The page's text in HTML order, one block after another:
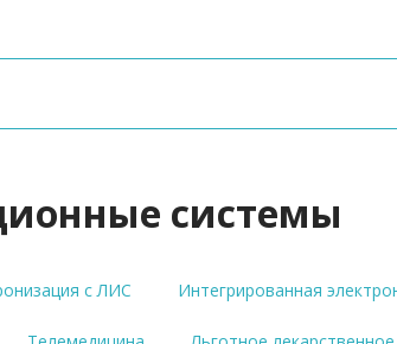
системы
с ЛИС Интегрированная